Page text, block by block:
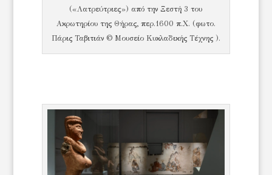
(«Λατρεύτριες») από την Ξεστή 3 του
Ακρωτηρίου της Θήρας, περ.1600 π.Χ. (φωτο.
Πάρις Ταβιτιάν © Μουσείο Κυκλαδικής Τέχνης ).